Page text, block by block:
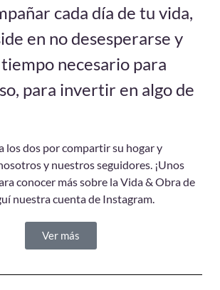
cada día de tu vida,
en no desesperarse y
necesario para
para invertir en algo de
los dos por compartir su hogar y
y nuestros seguidores. ¡Unos
conocer más sobre la Vida & Obra de
nuestra cuenta de Instagram.
Ver más